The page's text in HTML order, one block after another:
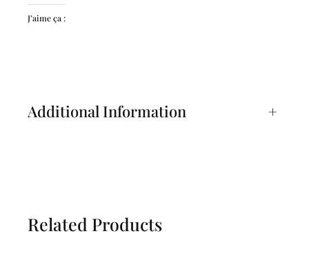
J’aime ça :
Additional Information +
Related Products